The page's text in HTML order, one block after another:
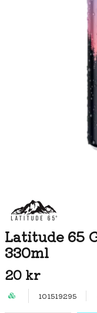
Latitude 65
330ml
20 kr
101519295